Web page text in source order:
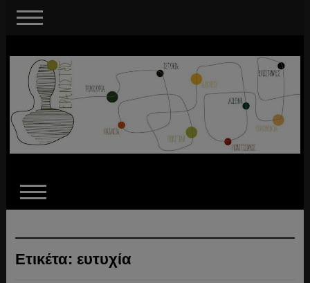
Ετικέτα: ευτυχία